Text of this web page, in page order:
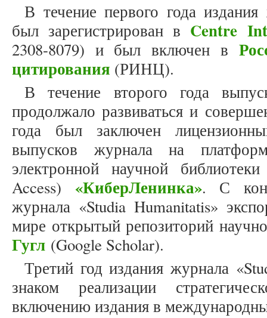
В течение первого года
был зарегистрирован в Centre
2308-8079) и был включен в
цитирования (РИНЦ).
В течение второго года
продолжало развиваться и
года был заключен
выпусков журнала на
электронной научной
Access) «КиберЛенинка». С
журнала «Studia Humanitatis»
мире открытый репозиторий
Гугл (Google Scholar).
Третий год издания журнала
знаком реализации
включению издания в